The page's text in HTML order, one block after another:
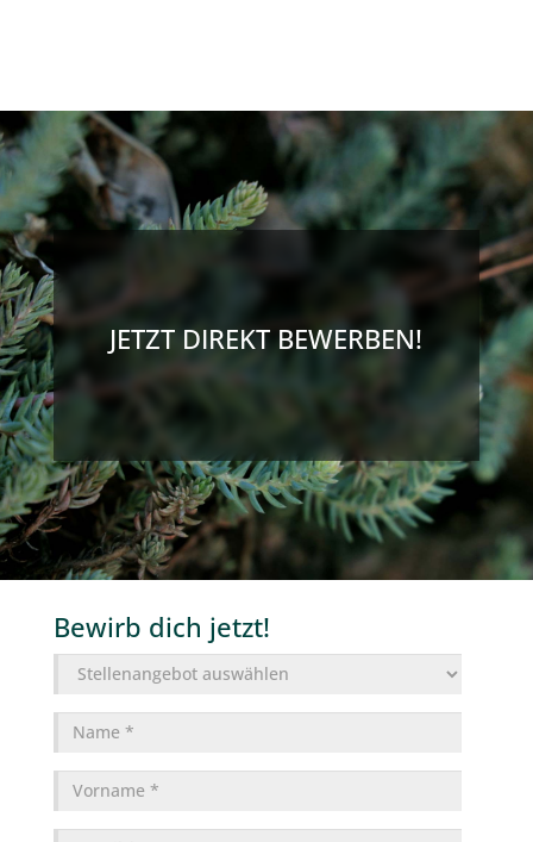
JETZT DIREKT BEWERBEN!
Bewirb dich jetzt!
Stellenangebot
Name
*
Vorname
*